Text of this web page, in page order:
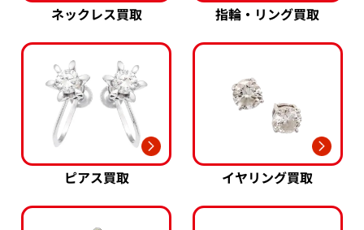
ネックレス買取 指輪・リング買取
ピアス買取 イヤリング買取